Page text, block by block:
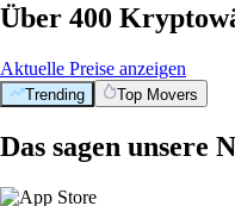
Über 400
Aktuelle Preise anzeigen
Trending Top Movers
Das sagen unsere